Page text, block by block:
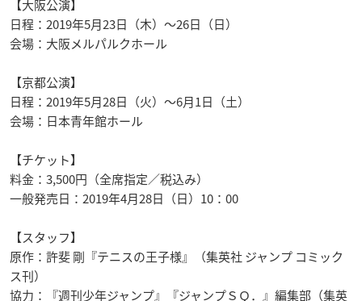
【大阪公演】
日程：2019年5月23日（木）～26日（日）
会場：大阪メルパルクホール
【京都公演】
日程：2019年5月28日（火）～6月1日（土）
会場：日本青年館ホール
【チケット】
料金：3,500円（全席指定／税込み）
一般発売日：2019年4月28日（日）10：00
【スタッフ】
原作：許斐 剛『テニスの王子様』（集英社 ジャンプ コミック
ス刊）
協力：『週刊少年ジャンプ』『ジャンプＳＱ．』編集部（集英